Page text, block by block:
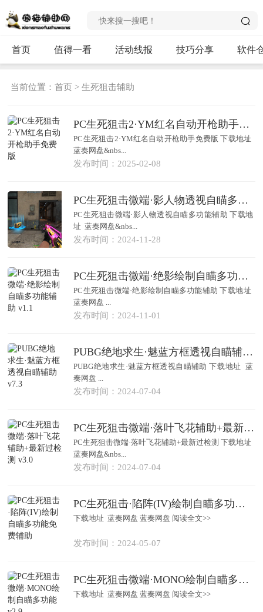
首页 值得一看 活动线报 技巧分享 软件
当前位置：首页 >生死狙击辅助
PC生死狙击2·YM红名自动开枪助手免费版
PC生死狙击2·YM红名自动开枪助手免费版 下载地址
蓝奏网盘&nbs...
发布时间：2025-02-08
PC生死狙击微端·影人物透视自瞄多功能辅助 v11.27
PC生死狙击微端·影人物透视自瞄多功能辅助 下载地
址 蓝奏网盘&nbs...
发布时间：2024-11-28
PC生死狙击微端·绝影绘制自瞄多功能辅助 v1.1
PC生死狙击微端·绝影绘制自瞄多功能辅助 下载地址
蓝奏网盘 ...
发布时间：2024-11-01
PUBG绝地求生·魅蓝方框透视自瞄辅助 v7.3
PUBG绝地求生·魅蓝方框透视自瞄辅助 下载地址 蓝
奏网盘 ...
发布时间：2024-07-04
PC生死狙击微端·落叶飞花辅助+最新过检测 v3.0
PC生死狙击微端·落叶飞花辅助+最新过检测 下载地址
蓝奏网盘&nbs...
发布时间：2024-07-04
PC生死狙击·陷阵(IV)绘制自瞄多功能免费辅助
下载地址 蓝奏网盘 蓝奏网盘 阅读全文>>
发布时间：2024-05-07
PC生死狙击微端·MONO绘制自瞄多功能 v2.9
下载地址 蓝奏网盘 蓝奏网盘 阅读全文>>